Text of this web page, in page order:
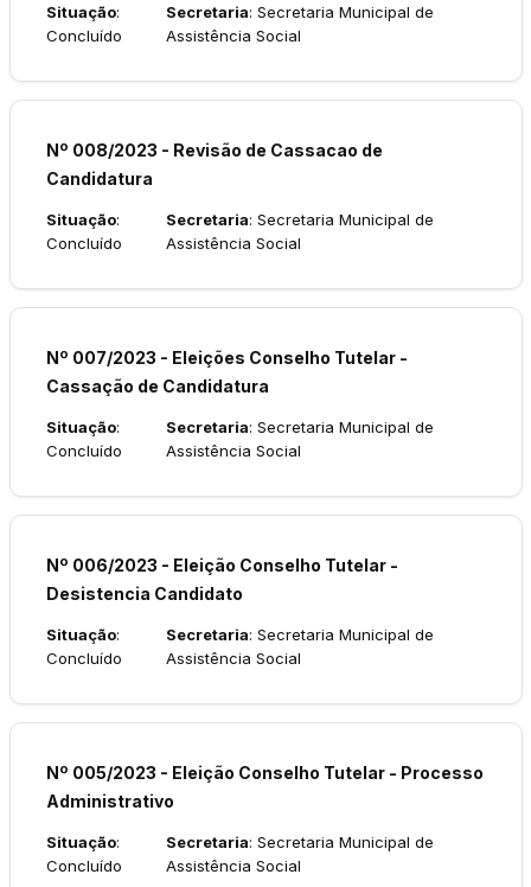
Situação:
Concluído
Secretaria: Secretaria Municipal de
Assistência Social
Nº 008/2023 - Revisão de Cassacao de
Candidatura
Situação:
Concluído
Secretaria: Secretaria Municipal de
Assistência Social
Nº 007/2023 - Eleições Conselho Tutelar -
Cassação de Candidatura
Situação:
Concluído
Secretaria: Secretaria Municipal de
Assistência Social
Nº 006/2023 - Eleição Conselho Tutelar -
Desistencia Candidato
Situação:
Concluído
Secretaria: Secretaria Municipal de
Assistência Social
Nº 005/2023 - Eleição Conselho Tutelar - Processo
Administrativo
Situação:
Concluído
Secretaria: Secretaria Municipal de
Assistência Social